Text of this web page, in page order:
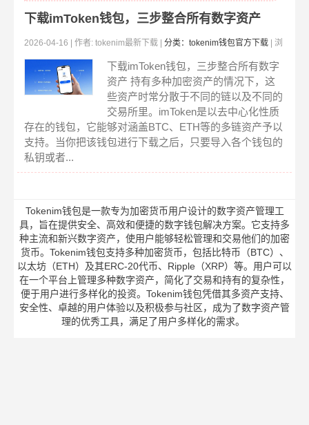
下载imToken钱包，三步整合所有数字资产
2026-04-16 | 作者: tokenim最新下载 | 分类：tokenim钱包官方下载 | 浏
下载imToken钱包，三步整合所有数字
资产 持有多种加密资产的情况下，这
些资产时常分散于不同的链以及不同的
交易所里。imToken是以去中心化性质
存在的钱包，它能够对涵盖BTC、ETH等的多链资产予以
支持。当你把该钱包进行下载之后，只要导入各个钱包的
私钥或者...
Tokenim钱包是一款专为加密货币用户设计的数字资产管理工
具，旨在提供安全、高效和便捷的数字钱包解决方案。它支持多
种主流和新兴数字资产，使用户能够轻松管理和交易他们的加密
货币。Tokenim钱包支持多种加密货币，包括比特币（BTC）、
以太坊（ETH）及其ERC-20代币、Ripple（XRP）等。用户可以
在一个平台上管理多种数字资产，简化了交易和持有的复杂性，
便于用户进行多样化的投资。Tokenim钱包凭借其多资产支持、
安全性、卓越的用户体验以及积极参与社区，成为了数字资产管
理的优秀工具，满足了用户多样化的需求。